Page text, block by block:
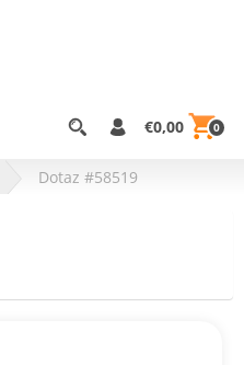
€0,00 0
Dotaz #58519